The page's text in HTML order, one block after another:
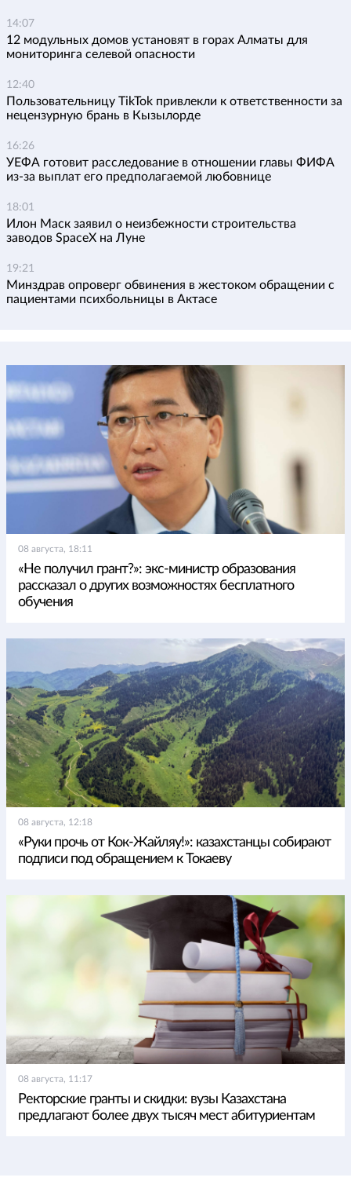
14:07
12 модульных домов установят в горах Алматы для
мониторинга селевой опасности
12:40
Пользовательницу TikTok привлекли к ответственности за
нецензурную брань в Кызылорде
16:26
УЕФА готовит расследование в отношении главы ФИФА
из-за выплат его предполагаемой любовнице
18:01
Илон Маск заявил о неизбежности строительства
заводов SpaceX на Луне
19:21
Минздрав опроверг обвинения в жестоком обращении с
пациентами психбольницы в Актасе
08 августа, 18:11
«Не получил грант?»: экс-министр образования
рассказал о других возможностях бесплатного
обучения
08 августа, 12:18
«Руки прочь от Кок-Жайляу!»: казахстанцы собирают
подписи под обращением к Токаеву
08 августа, 11:17
Ректорские гранты и скидки: вузы Казахстана
предлагают более двух тысяч мест абитуриентам